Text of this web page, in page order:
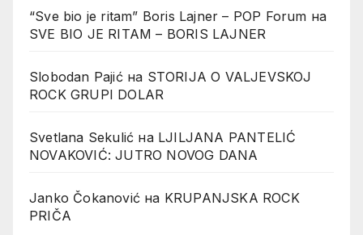
“Sve bio je ritam” Boris Lajner – POP Forum на
SVE BIO JE RITAM – BORIS LAJNER
Slobodan Pajićна STORIJA O VALJEVSKOJ
ROCK GRUPI DOLAR
Svetlana Sekulić на LJILJANA PANTELIĆ
NOVAKOVIĆ: JUTRO NOVOG DANA
Janko Čokanović на KRUPANJSKA ROCK
PRIČA